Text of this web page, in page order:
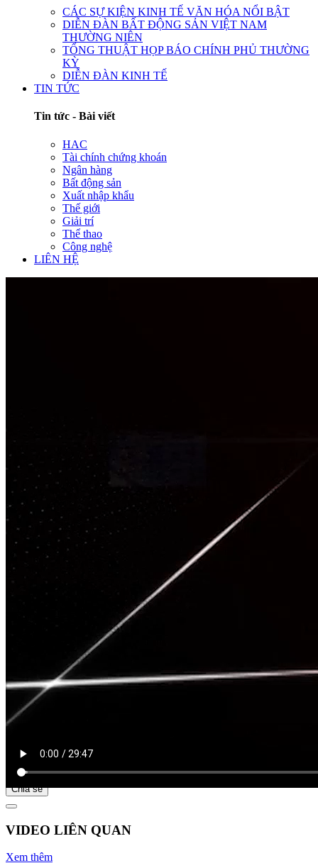
CÁC SỰ KIỆN KINH TẾ VĂN HÓA NỔI BẬT
DIỄN ĐÀN BẤT ĐỘNG SẢN VIỆT NAM
THƯỜNG NIÊN
TỔNG THUẬT HỌP BÁO CHÍNH PHỦ THƯỜNG
KỲ
DIỄN ĐÀN KINH TẾ
TIN TỨC
Tin tức - Bài viết
HAC
Tài chính chứng khoán
Ngân hàng
Bất động sản
Xuất nhập khẩu
Thế giới
Giải trí
Thể thao
Công nghệ
LIÊN HỆ
Bắt đầu tại
Chia sẻ
VIDEO LIÊN QUAN
Xem thêm